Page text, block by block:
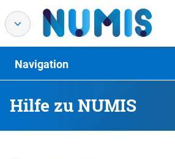
Hilfe zu NUMIS
Navigation